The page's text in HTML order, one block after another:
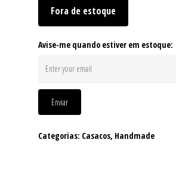
Fora de estoque
Avise-me quando estiver em estoque:
Enviar
Categorias: Casacos, Handmade